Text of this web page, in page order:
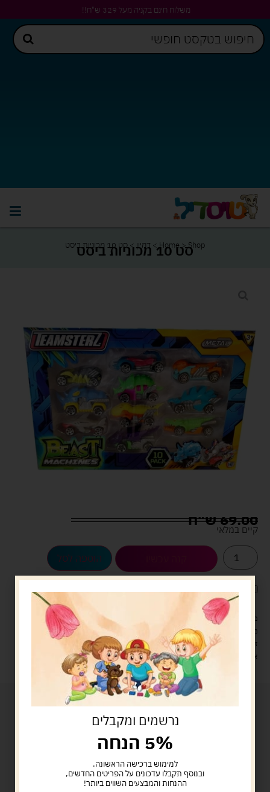
משלוח חינם בקניה מעל 329 ש"ח!!
Home>Shop
> דמיון>סט 10 מכוניות ביסט סט 10 מכוניות ביסט
69.00ש"ח
קיים במלאי
הוספה לסל
לארוז את המוצר באריזת מתנה5.00 ש"ח ?
מעל 329 ש"ח, משלוח עם שליח עד הבית חינם! – 0 ₪
משלוח עם שליח עד הבית: 29 ש"ח
זמן אספקה: עד 4 ימי עסקים.
איסוף עצמי: מ"ביתר טויס" רחוב בניין דוד 18, ביתר עילית.
נרשמים ומקבלים
5% הנחה
למימוש ברכישה הראשונה.
ובנוסף תקבלו עדכונים על הפריטים החדשים,
ההנחות והמבצעים השווים ביותר!